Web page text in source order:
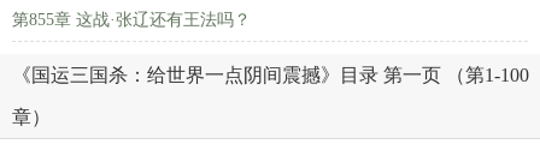
第855章 这战·张辽还有王法吗？
《国运三国杀：给世界一点阴间震撼》目录 第一页 （第1-100
章）